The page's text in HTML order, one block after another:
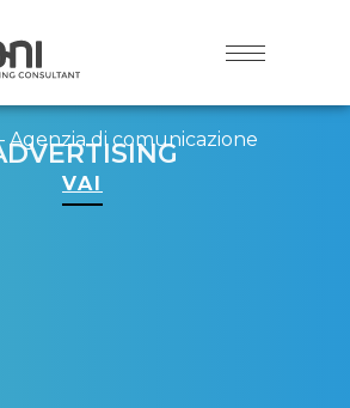
Agenzia di comunicazione
VAI